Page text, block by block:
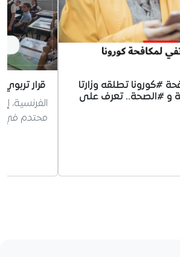
#كورونا تطلقه وزارتا
و #الصحة.. تعرف على
قرار
الفرنسية،
محتدم في